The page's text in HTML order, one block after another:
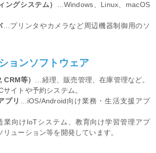
ングシステム）
…Windows、Linux、macOS
…プリンタやカメラなど周辺機器制御用のソ
ョンソフトウェア
CRM等） …経理、販売管理、在庫管理など。
イトや予約システム。
プリ …iOS/Android向け業務・生活支援アプ
業向けIoTシステム、教育向け学習管理アプ
リューション等を開発しています。